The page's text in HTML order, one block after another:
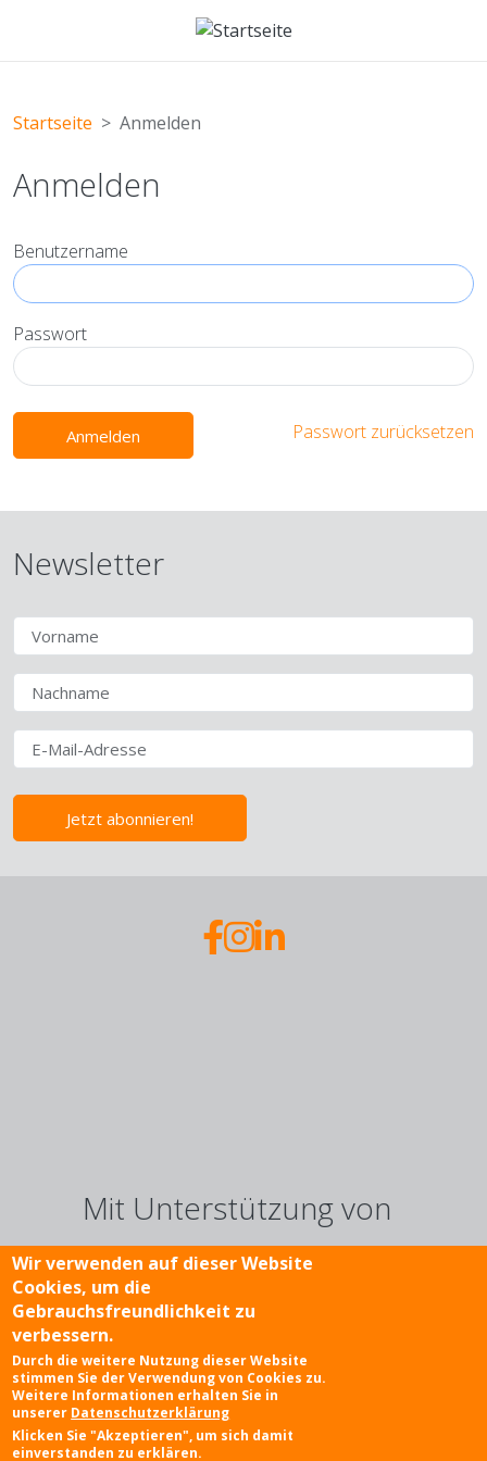
Mobile
Startseite Anmelden
Anmelden
Benutzername
Passwort
Anmelden Passwort zurücksetzen
Newsletter
Jetzt abonnieren!
Mit Unterstützung von
FußzeileImpressum Kontakt
Datenschutz
Wir verwenden auf dieser Website
Cookies, um die
Gebrauchsfreundlichkeit zu
verbessern.
Durch die weitere Nutzung dieser Website
stimmen Sie der Verwendung von Cookies zu.
Weitere Informationen erhalten Sie in
unserer Datenschutzerklärung
Klicken Sie "Akzeptieren", um sich damit
einverstanden zu erklären.